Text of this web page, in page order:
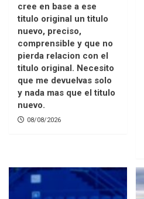
cree en base a ese
titulo original un titulo
nuevo, preciso,
comprensible y que no
pierda relacion con el
titulo original. Necesito
que me devuelvas solo
y nada mas que el titulo
nuevo.
08/08/2026